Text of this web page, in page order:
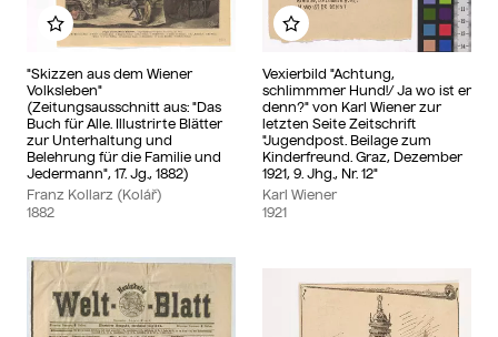
"Skizzen aus dem Wiener
Volksleben"
(Zeitungsausschnitt aus: "Das
Buch für Alle. Illustrirte Blätter
zur Unterhaltung und
Belehrung für die Familie und
Jedermann", 17. Jg., 1882)
Franz Kollarz (Kolář)
1882
Zu meinem Album hinzufügen
Vexierbild "Achtung,
schlimmmer Hund!/ Ja wo ist er
denn?" von Karl Wiener zur
letzten Seite Zeitschrift
"Jugendpost. Beilage zum
Kinderfreund. Graz, Dezember
1921, 9. Jhg., Nr. 12"
Karl Wiener
1921
Zu meinem Album